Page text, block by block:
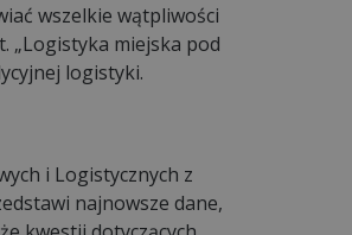
wszelkie wątpliwości
„Logistyka miejska pod
logistyki.
i Logistycznych z
najnowsze dane,